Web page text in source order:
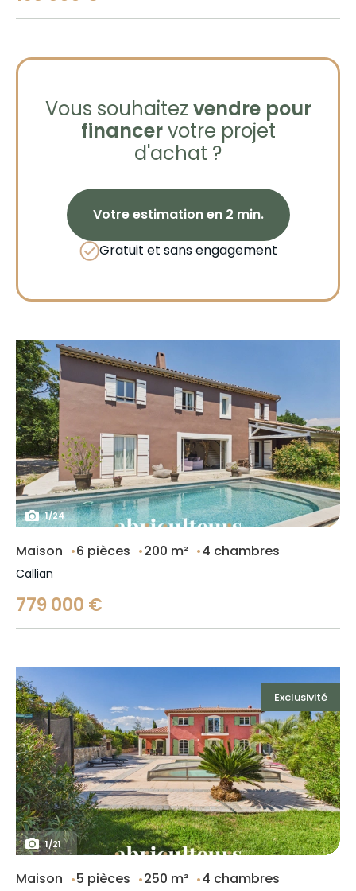
Vous souhaitez vendre pour
financervotre projet
d'achat ?
Votre estimation en 2 min.
Gratuit et sans engagement
1/24
Maison 6 pièces 200 m² 4 chambres
Callian
779 000 €
1/21
Exclusivité
Maison 5 pièces 250 m² 4 chambres